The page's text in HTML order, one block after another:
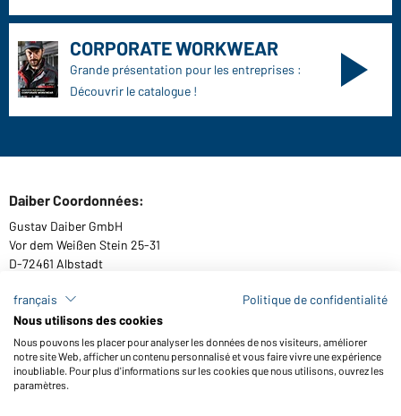
CORPORATE WORKWEAR
Grande présentation pour les entreprises :
Découvrir le catalogue !
Daiber Coordonnées:
Gustav Daiber GmbH
Vor dem Weißen Stein 25-31
D-72461 Albstadt
Télécharger ou commander catalogues
Lien aux catalogues
français
Politique de confidentialité
Nous utilisons des cookies
Nous pouvons les placer pour analyser les données de nos visiteurs, améliorer
notre site Web, afficher un contenu personnalisé et vous faire vivre une expérience
inoubliable. Pour plus d'informations sur les cookies que nous utilisons, ouvrez les
paramètres.